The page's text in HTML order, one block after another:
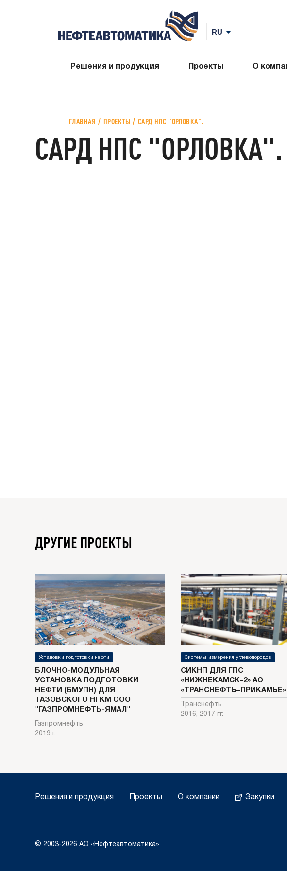
Решения и продукция Проекты О
ГЛАВНАЯ ПРОЕКТЫ САРД НПС "ОРЛОВКА".
САРД НПС "ОРЛОВКА".
ДРУГИЕ ПРОЕКТЫ
Установки подготовки нефти
БЛОЧНО-МОДУЛЬНАЯ
УСТАНОВКА ПОДГОТОВКИ
НЕФТИ (БМУПН) ДЛЯ
ТАЗОВСКОГО НГКМ ООО
"ГАЗПРОМНЕФТЬ-ЯМАЛ"
Газпромнефть
2019 г.
Системы измерения углеводородов
СИКНП ДЛЯ ГПС
«НИЖНЕКАМСК-2» АО
«ТРАНСНЕФТЬ–ПРИКАМЬЕ»
Транснефть
2016, 2017 гг.
Решения и продукция Проекты О компании Закупки
© 2003-2026 АО «Нефтеавтоматика»